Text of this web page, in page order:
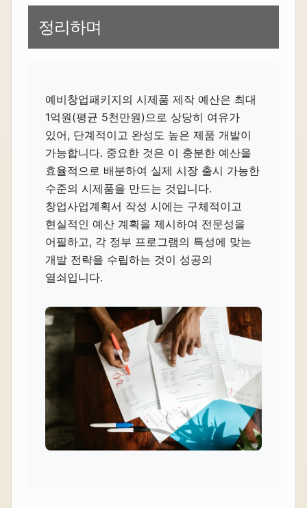
정리하며
예비창업패키지의 시제품 제작 예산은 최대
1억원(평균 5천만원)으로 상당히 여유가
있어, 단계적이고 완성도 높은 제품 개발이
가능합니다. 중요한 것은 이 충분한 예산을
효율적으로 배분하여 실제 시장 출시 가능한
수준의 시제품을 만드는 것입니다.
창업사업계획서 작성 시에는 구체적이고
현실적인 예산 계획을 제시하여 전문성을
어필하고, 각 정부 프로그램의 특성에 맞는
개발 전략을 수립하는 것이 성공의
열쇠입니다.